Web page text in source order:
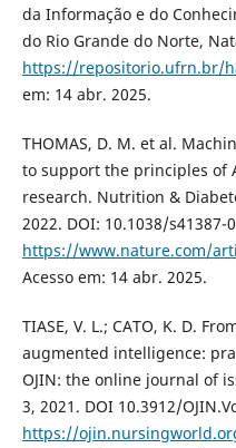
da Informação e do
do Rio Grande do Norte,
https://repositorio.ufrn.br/
em: 14 abr. 2025.
THOMAS, D. M. et al.
to support the principles of
research. Nutrition &
2022. DOI: 10.1038/
https://www.nature.com/
Acesso em: 14 abr. 2025.
TIASE, V. L.; CATO, K. D.
augmented intelligence:
OJIN: the online journal of
3, 2021. DOI 10.3912/
https://